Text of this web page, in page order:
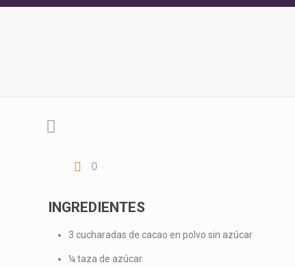
0
INGREDIENTES
3 cucharadas de cacao en polvo sin azúcar
¼ taza de azúcar